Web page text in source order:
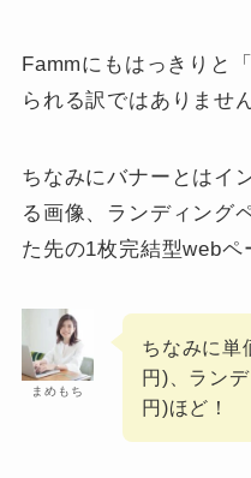
Fammにもはっきりと
られる訳ではありませ
ちなみにバナーとはイ
る画像、ランディング
た先の1枚完結型webペ
まめもち
ちなみに単
円)、ラン
円)ほど！